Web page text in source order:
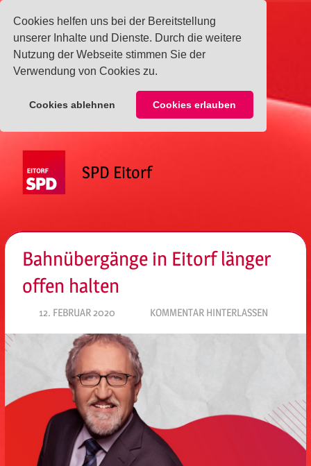
Cookies helfen uns bei der Bereitstellung
unserer Inhalte und Dienste. Durch die weitere
Nutzung der Webseite stimmen Sie der
Verwendung von Cookies zu.
Cookies ablehnen Cookies erlauben
springen
SPD Eitorf
Bahnübergänge in Eitorf länger
offen halten
12. FEBRUAR 2020 SPD EITORF
KOMMENTAR HINTERLASSEN